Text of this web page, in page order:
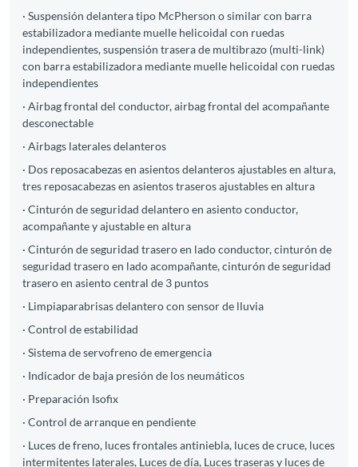
· Suspensión delantera tipo McPherson o similar con barra
estabilizadora mediante muelle helicoidal con ruedas
independientes, suspensión trasera de multibrazo (multi-link)
con barra estabilizadora mediante muelle helicoidal con ruedas
independientes
· Airbag frontal del conductor, airbag frontal del acompañante
desconectable
· Airbags laterales delanteros
· Dos reposacabezas en asientos delanteros ajustables en altura,
tres reposacabezas en asientos traseros ajustables en altura
· Cinturón de seguridad delantero en asiento conductor,
acompañante y ajustable en altura
· Cinturón de seguridad trasero en lado conductor, cinturón de
seguridad trasero en lado acompañante, cinturón de seguridad
trasero en asiento central de 3 puntos
· Limpiaparabrisas delantero con sensor de lluvia
· Control de estabilidad
· Sistema de servofreno de emergencia
· Indicador de baja presión de los neumáticos
· Preparación Isofix
· Control de arranque en pendiente
· Luces de freno, luces frontales antiniebla, luces de cruce, luces
intermitentes laterales, Luces de día, Luces traseras y luces de